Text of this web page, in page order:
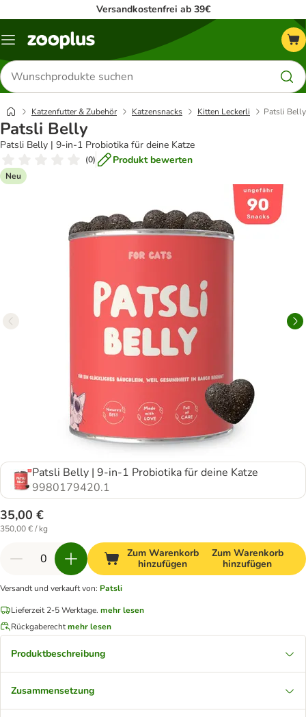
Versandkostenfrei ab 39€
Menü
Produkte
suchen
Katzenfutter & Zubehör Katzensnacks Kitten Leckerli Patsli Belly
Patsli Belly
Patsli Belly | 9-in-1 Probiotika für deine Katze
(0) Produkt bewerten
Neu
Patsli Belly | 9-in-1 Probiotika für deine Katze
9980179420.1
35,00 €
350,00 € / kg
Zum Warenkorb
hinzufügen
Zum Warenkorb
hinzufügen
Versandt und verkauft von: Patsli
Lieferzeit 2-5 Werktage. mehr lesen
Rückgaberechtmehr lesen
Produktbeschreibung
Zusammensetzung